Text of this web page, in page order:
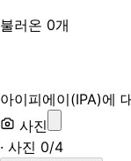
불러온 0개
아이피에이(IPA)에
사진
· 사진 0/4